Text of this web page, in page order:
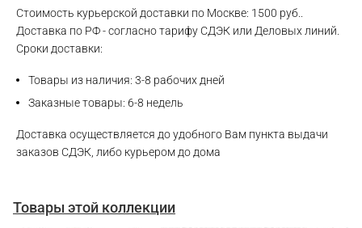
Стоимость курьерской доставки по Москве: 1500 руб..
Доставка по РФ - согласно тарифу СДЭК или Деловых линий.
Сроки доставки:
Товары из наличия: 3-8 рабочих дней
Заказные товары: 6-8 недель
Доставка осуществляется до удобного Вам пункта выдачи
заказов СДЭК, либо курьером до дома
Товары этой коллекции
WhatsApp